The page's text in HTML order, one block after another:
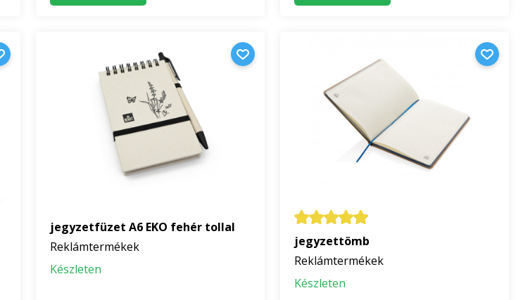
jegyzetfüzet A6 EKO fehér tollal
Reklámtermékek
Készleten
jegyzettömb
Reklámtermékek
Készleten